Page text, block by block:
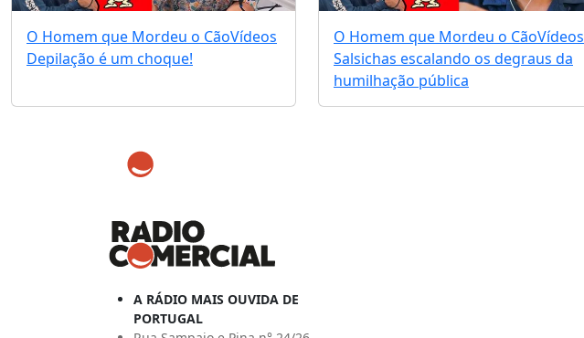
O Homem que Mordeu o CãoVídeos
Depilação é um choque!
O Homem que Mordeu o CãoVídeos
Salsichas escalando os degraus da
humilhação pública
A RÁDIO MAIS OUVIDA DE
PORTUGAL